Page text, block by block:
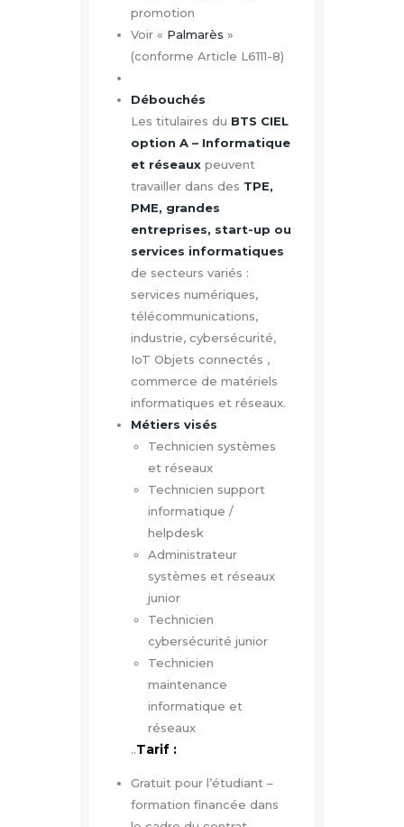
promotion
Voir « Palmarès »
(conforme Article L6111-8)
Débouchés
Les titulaires du BTS CIEL
option A – Informatique
et réseauxpeuvent
travailler dans des TPE,
PME, grandes
entreprises, start-up ou
services informatiques
de secteurs variés :
services numériques,
télécommunications,
industrie, cybersécurité,
IoT Objets connectés ,
commerce de matériels
informatiques et réseaux.
Métiers visés
Technicien systèmes
et réseaux
Technicien support
informatique /
helpdesk
Administrateur
systèmes et réseaux
junior
Technicien
cybersécurité junior
Technicien
maintenance
informatique et
réseaux
..Tarif :
Gratuit pour l’étudiant –
formation financée dans